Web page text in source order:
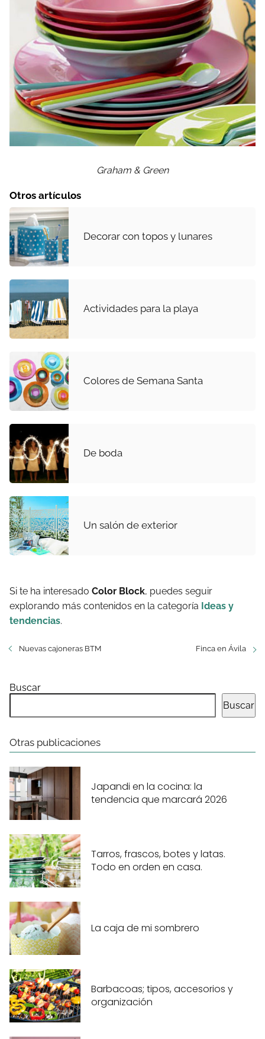
Graham & Green
Otros artículos
Decorar con topos y lunares
Actividades para la playa
Colores de Semana Santa
De boda
Un salón de exterior
Si te ha interesado Color Block, puedes seguir
explorando más contenidos en la categoría Ideas y
tendencias.
Nuevas cajoneras BTM Finca en Ávila
Buscar
Buscar
Otras publicaciones
Japandi en la cocina: la
tendencia que marcará 2026
Tarros, frascos, botes y latas.
Todo en orden en casa.
La caja de mi sombrero
Barbacoas; tipos, accesorios y
organización